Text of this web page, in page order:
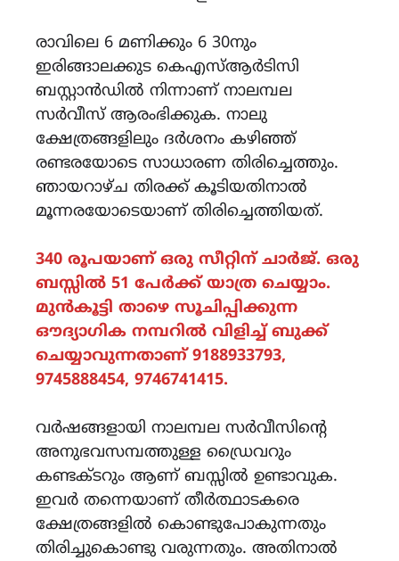
രാവിലെ 6 മണിക്കും 6 30നും
ഇരിങ്ങാലക്കുട കെഎസ്ആർടിസി
ബസ്റ്റാൻഡിൽ നിന്നാണ് നാലമ്പല
സർവീസ് ആരംഭിക്കുക. നാലു
ക്ഷേത്രങ്ങളിലും ദർശനം കഴിഞ്ഞ്
രണ്ടരയോടെ സാധാരണ തിരിച്ചെത്തും.
ഞായറാഴ്ച തിരക്ക് കൂടിയതിനാൽ
മൂന്നരയോടെയാണ് തിരിച്ചെത്തിയത്.
340 രൂപയാണ് ഒരു സീറ്റിന് ചാർജ്. ഒരു
ബസ്സിൽ 51 പേർക്ക് യാത്ര ചെയ്യാം.
മുൻകൂട്ടി താഴെ സൂചിപ്പിക്കുന്ന
ഔദ്യാഗിക നമ്പറിൽ വിളിച്ച് ബുക്ക്
ചെയ്യാവുന്നതാണ് 9188933793,
9745888454, 9746741415.
വർഷങ്ങളായി നാലമ്പല സർവീസിന്റെ
അനുഭവസമ്പത്തുള്ള ഡ്രൈവറും
കണ്ടക്ടറും ആണ് ബസ്സിൽ ഉണ്ടാവുക.
ഇവർ തന്നെയാണ് തീർത്ഥാടകരെ
ക്ഷേത്രങ്ങളിൽ കൊണ്ടുപോകുന്നതും
തിരിച്ചുകൊണ്ടു വരുന്നതും. അതിനാൽ